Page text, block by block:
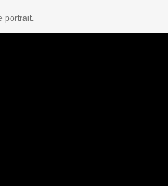
portrait.